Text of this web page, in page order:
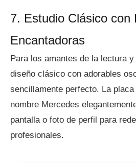
7. Estudio Clásico con
Encantadoras
Para los amantes de la lectura
diseño clásico con adorables
sencillamente perfecto. La
nombre Mercedes
pantalla o foto de perfil para
profesionales.